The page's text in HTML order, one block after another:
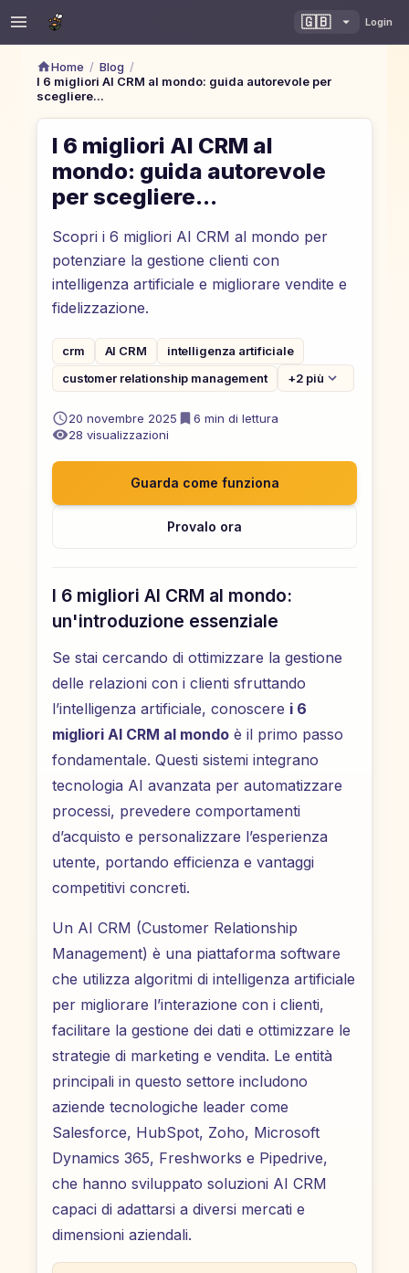
🇬🇧 Login
Home / Blog /
I 6 migliori AI CRM al mondo: guida autorevole per
scegliere...
I 6 migliori AI CRM al
mondo: guida autorevole
per scegliere...
Scopri i 6 migliori AI CRM al mondo per
potenziare la gestione clienti con
intelligenza artificiale e migliorare vendite e
fidelizzazione.
crm AI CRM
intelligenza artificiale
customer relationship management
+2 più
20 novembre 2025 6 min di lettura
28 visualizzazioni
Guarda come funziona
Provalo ora
I 6 migliori AI CRM al mondo:
un'introduzione essenziale
Se stai cercando di ottimizzare la gestione
delle relazioni con i clienti sfruttando
l’intelligenza artificiale, conoscere i 6
migliori AI CRM al mondo è il primo passo
fondamentale. Questi sistemi integrano
tecnologia AI avanzata per automatizzare
processi, prevedere comportamenti
d’acquisto e personalizzare l’esperienza
utente, portando efficienza e vantaggi
competitivi concreti.
Un AI CRM (Customer Relationship
Management) è una piattaforma software
che utilizza algoritmi di intelligenza artificiale
per migliorare l’interazione con i clienti,
facilitare la gestione dei dati e ottimizzare le
strategie di marketing e vendita. Le entità
principali in questo settore includono
aziende tecnologiche leader come
Salesforce, HubSpot, Zoho, Microsoft
Dynamics 365, Freshworks e Pipedrive,
che hanno sviluppato soluzioni AI CRM
capaci di adattarsi a diversi mercati e
dimensioni aziendali.